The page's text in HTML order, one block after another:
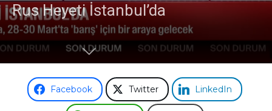
Rus Heyeti İstanbul’da
Facebook Twitter LinkedIn